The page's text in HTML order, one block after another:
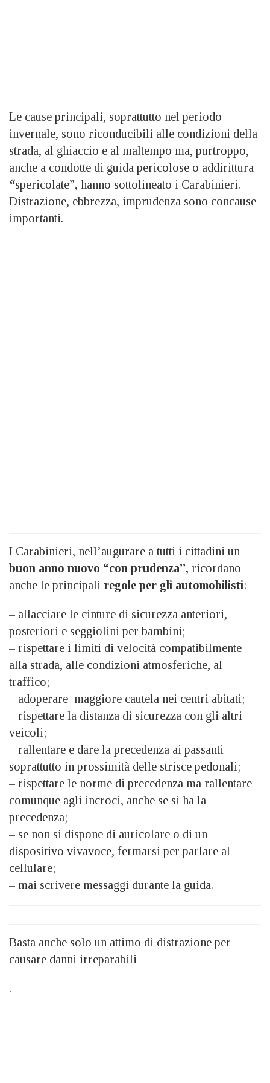
Le cause principali, soprattutto nel periodo
invernale, sono riconducibili alle condizioni della
strada, al ghiaccio e al maltempo ma, purtroppo,
anche a condotte di guida pericolose o addirittura
“spericolate”, hanno sottolineato i Carabinieri.
Distrazione, ebbrezza, imprudenza sono concause
importanti.
I Carabinieri, nell’augurare a tutti i cittadini un
buon anno nuovo “con prudenza”, ricordano
anche le principali regole per gli automobilisti:
– allacciare le cinture di sicurezza anteriori,
posteriori e seggiolini per bambini;
– rispettare i limiti di velocità compatibilmente
alla strada, alle condizioni atmosferiche, al
traffico;
– adoperare maggiore cautela nei centri abitati;
– rispettare la distanza di sicurezza con gli altri
veicoli;
– rallentare e dare la precedenza ai passanti
soprattutto in prossimità delle strisce pedonali;
– rispettare le norme di precedenza ma rallentare
comunque agli incroci, anche se si ha la
precedenza;
– se non si dispone di auricolare o di un
dispositivo vivavoce, fermarsi per parlare al
cellulare;
– mai scrivere messaggi durante la guida.
Basta anche solo un attimo di distrazione per
causare danni irreparabili
.